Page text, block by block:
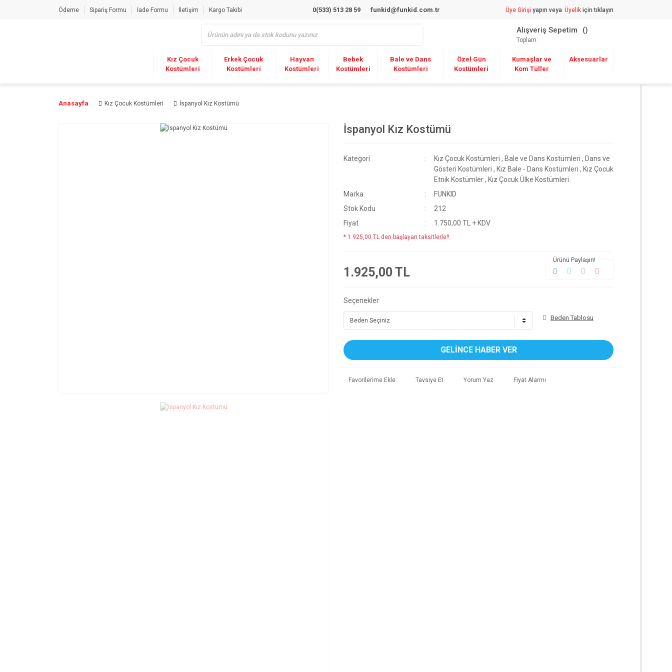
Ödeme Sipariş Formu İade Formu İletişim Kargo Takibi 0(533) 513 28 59 funkid@funkid.com.tr Üye Girişi yapın veya Üyelik için tıklayın
Alışveriş Sepetim
Toplam:
Kız Çocuk
Kostümleri
Erkek Çocuk
Kostümleri
Hayvan
Kostümleri
Bebek
Kostümleri
Bale ve Dans
Kostümleri
Özel Gün
Kostümleri
Kumaşlar ve
Kom Tüller
Aksesuarlar
Anasayfa Kız Çocuk Kostümleri İspanyol Kız Kostümü
İspanyol Kız Kostümü
Kategori Kız Çocuk Kostümleri , Bale ve Dans Kostümleri , Dans ve
Gösteri Kostümleri , Kız Bale - Dans Kostümleri , Kız Çocuk
Etnik Kostümler, Kız Çocuk Ülke Kostümleri
Marka
FUNKID
Stok Kodu
212
Fiyat
1.750,00 TL + KDV
* 1.925,00 TL den başlayan taksitlerle!!
1.925,00 TL
Ürünü Paylaşın!
Seçenekler
Beden Tablosu
GELİNCE HABER VER
Tavsiye Et Yorum Yaz Fiyat Alarmı